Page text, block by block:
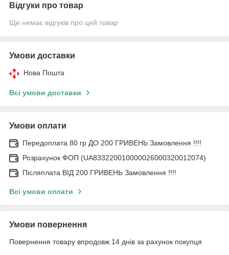
Відгуки про товар
Ще немає відгуків про цей товар
Умови доставки
Нова Пошта
Всі умови доставки
Умови оплати
Передоплата 80 гр ДО 200 ГРИВЕНЬ Замовлення !!!!
Розрахунок ФОП (UA833220010000026000320012074)
Післяплата ВІД 200 ГРИВЕНЬ Замовлення !!!!
Всі умови оплати
Умови повернення
Повернення товару впродовж 14 днів за рахунок покупця